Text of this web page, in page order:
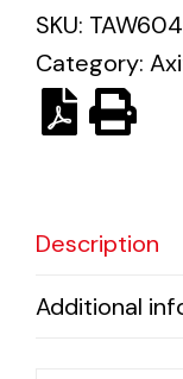
Variety of solar
SKU:
Category:
Description
Additional